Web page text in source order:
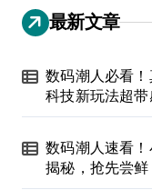
最新文章
数码潮人必看
科技新玩法超带
数码潮人速看
揭秘，抢先尝鲜